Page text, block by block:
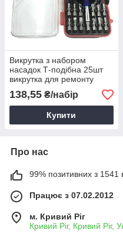
Викрутка з набором
насадок Т-подібна 25шт
викрутка для ремонту
електроніки
138,55 ₴/набір
Купити
Про нас
99% позитивних з 1541
Працює з 07.02.2012
м. Кривий Ріг
Кривий Ріг, Кривий Ріг,